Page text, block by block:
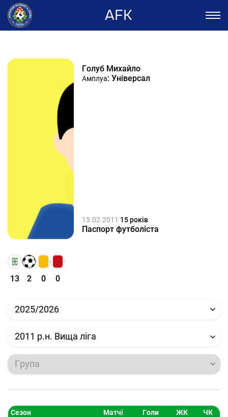
AFK
Голуб Михайло
Амплуа: Універсал
15.02.2011 15 років
Паспорт футболіста
13 2 0 0
2025/2026
2011 р.н. Вища ліга
Група
Сезон Матчі Голи ЖК
ЧК